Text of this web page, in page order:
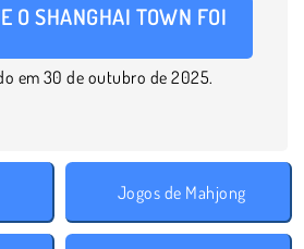
O SHANGHAI TOWN FOI
em 30 de outubro de 2025.
Jogos de Mahjong